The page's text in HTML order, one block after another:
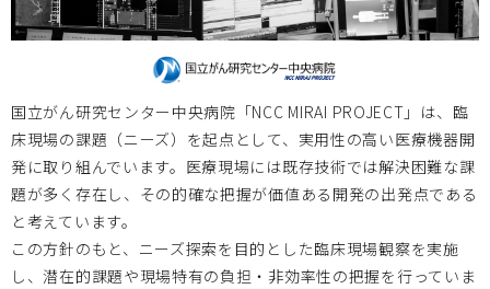
2023/2/24 東北大学・東京女子医科大学・広島大学 3拠
点合同シンポジウム開催のお知らせ
神戸大学 2023.02.01
2023/2/28 2022年度神戸医療機器創出イノベーションシ
ンポジウム開催のお知らせ
国立がん研究センター中央病院「NCC MIRAI PROJECT」は、臨
床現場の課題（ニーズ）を起点として、実用性の高い医療機器開
発に取り組んでいます。医療現場には既存技術では解決困難な課
題が多く存在し、その的確な把握が価値ある開発の出発点である
と考えています。
この方針のもと、ニーズ探索を目的とした臨床現場観察を実施
し、潜在的課題や現場特有の負担・非効率性の把握を行っていま